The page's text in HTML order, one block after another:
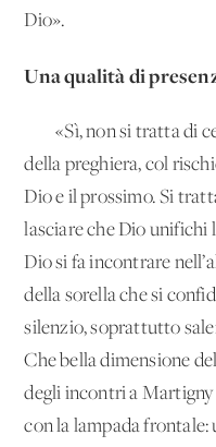
Dio».
Una qualità di
«Sì, non si tratta di
della preghiera, col
Dio e il prossimo. Si
lasciare che Dio unifichi
Dio si fa incontrare
della sorella che si
silenzio, soprattutto
Che bella dimensione
degli incontri a Martigny
con la lampada frontale: